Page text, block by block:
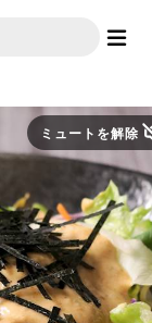
ミュートを解除